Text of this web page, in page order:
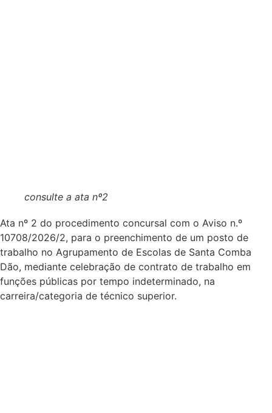
consulte a ata nº2
Ata nº 2 do procedimento concursal com o Aviso n.º
10708/2026/2, para o preenchimento de um posto de
trabalho no Agrupamento de Escolas de Santa Comba
Dão, mediante celebração de contrato de trabalho em
funções públicas por tempo indeterminado, na
carreira/categoria de técnico superior.